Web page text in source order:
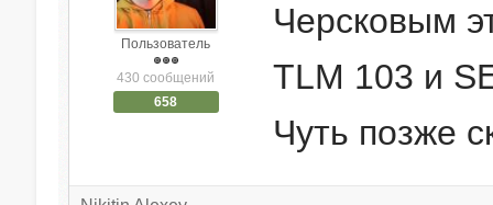
Пользователь
430 сообщений
658
Черсковым
TLM 103 и
Чуть позже